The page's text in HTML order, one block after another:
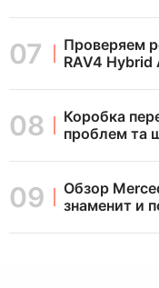
Проверяем
RAV4 Hybrid
Коробка
проблем та
Обзор
знаменит и